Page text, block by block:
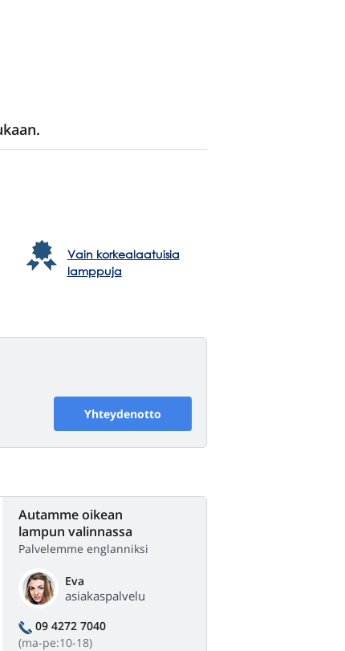
Vain korkealaatuisia
lamppuja
Yhteydenotto
Autamme oikean
lampun valinnassa
Palvelemme englanniksi
Eva
asiakaspalvelu
09 4272 7040
(ma-pe:10-18)